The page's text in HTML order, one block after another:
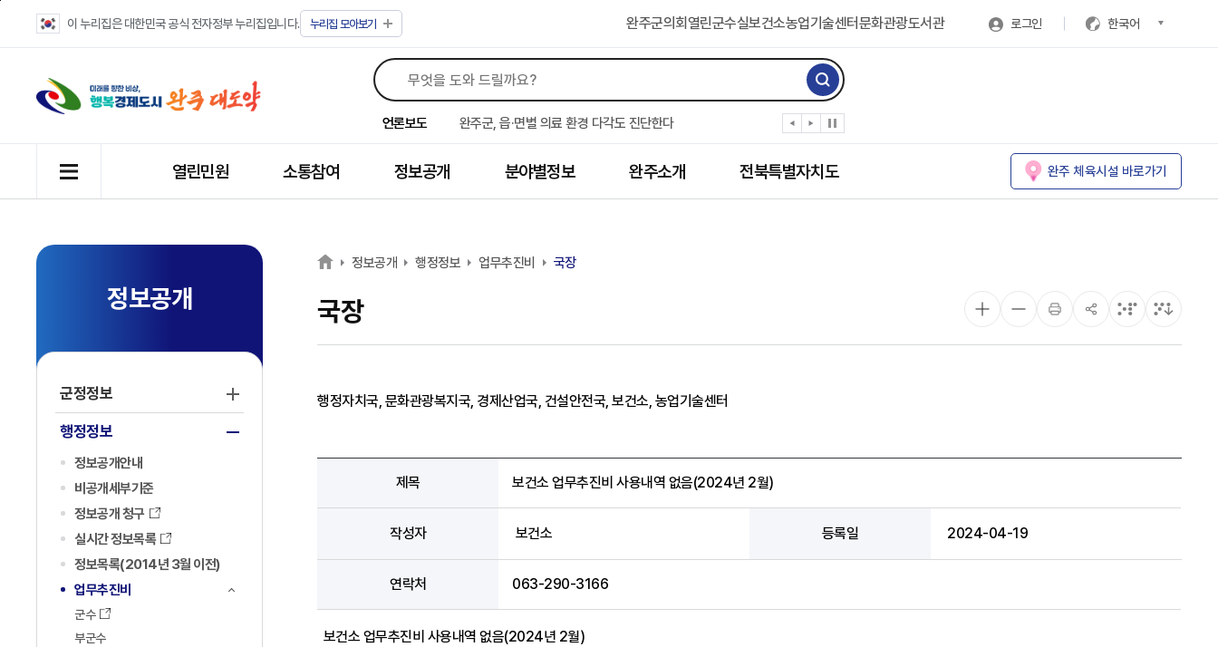
이 누리집은 대한민국 공식 전자정부 누리집입니다. 누리집 모아보기 완주군의회 열린군수실보건소농업기술센터문화관광도서관 로그인 한국어
언론보도
완주군, ‘수의계약 총량제’ 개편 운영
완주군 청소년, 초록우산 지원으로 치과 치료
완주군, 읍·면별 의료 환경 다각도 진단한다
완주군, 모바일 헬스케어 “내 건강 변화 직접 확인”
완주군 “여름휴가철 청소년 안전 지킨다”
완주 청소년, 삼성 임직원 만나 미래 진로 그린다
전북은행, 완주군에 ‘시원키트’ 60세트 기탁
유희태 완주군수, 친환경 농업인 현장 목소리 경청
열린민원 소통참여 정보공개 분야별정보 완주소개 전북특별자치도 완주 체육시설 바로가기
정보공개
군정정보
행정정보
정보공개안내
비공개세부기준
정보공개 청구
실시간 정보목록
정보목록(2014년 3월 이전)
업무추진비
군수
부군수
정보공개 행정정보 업무추진비 국장
국장
행정자치국, 문화관광복지국, 경제산업국, 건설안전국, 보건소, 농업기술센터
제목 보건소 업무추진비 사용내역 없음(2024년 2월)
작성자 보건소 등록일 2024-04-19
연락처 063-290-3166
보건소 업무추진비 사용내역 없음(2024년 2월)